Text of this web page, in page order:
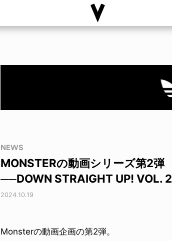
NEWS
MONSTERの動画シリーズ第2弾
──DOWN STRAIGHT UP! VOL. 2
2024.10.19
Monsterの動画企画の第2弾。